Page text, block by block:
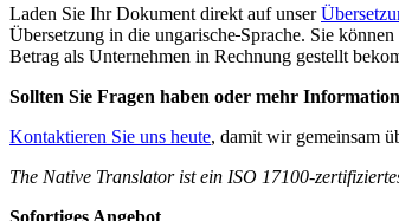
Laden Sie Ihr Dokument direkt auf unser
Übersetzung in die ungarische Sprache. Sie
Betrag als Unternehmen in Rechnung gestellt
Sollten Sie Fragen haben oder mehr
Kontaktieren Sie uns heute, damit wir gemeinsam
The Native Translator ist ein ISO 17100-